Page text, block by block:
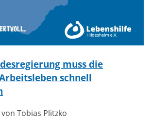
muss die
schnell
Tobias Plitzko